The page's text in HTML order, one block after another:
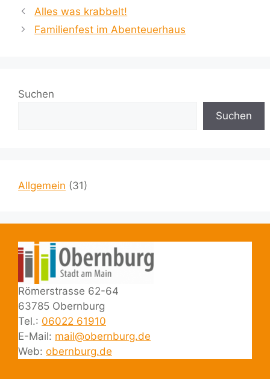
Alles was krabbelt!
Familienfest im Abenteuerhaus
Suchen
Suchen
Allgemein (31)
Römerstrasse 62-64
63785 Obernburg
Tel.: 06022 61910
E-Mail: mail@obernburg.de
Web: obernburg.de